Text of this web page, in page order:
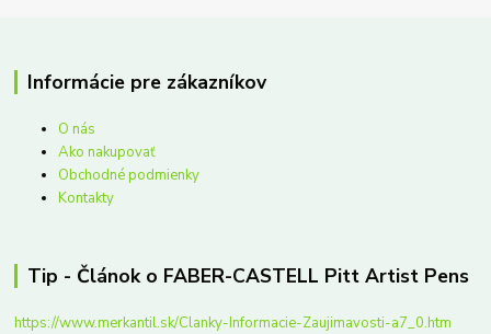
Informácie pre zákazníkov
O nás
Ako nakupovať
Obchodné podmienky
Kontakty
Tip - Článok o FABER-CASTELL Pitt Artist Pens
https://www.merkantil.sk/Clanky-Informacie-Zaujimavosti-a7_0.htm